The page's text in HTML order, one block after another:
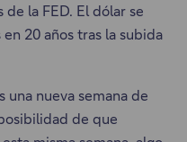
la FED. El dólar se
20 años tras la subida
una nueva semana de
de que